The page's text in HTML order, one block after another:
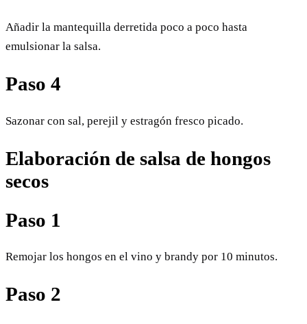
Añadir la mantequilla derretida poco a poco hasta
emulsionar la salsa.
Paso 4
Sazonar con sal, perejil y estragón fresco picado.
Elaboración de salsa de hongos
secos
Paso 1
Remojar los hongos en el vino y brandy por 10 minutos.
Paso 2